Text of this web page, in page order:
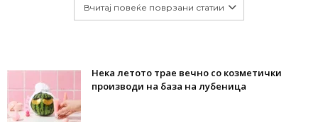
Вчитај повеќе поврзани статии
Нека летото трае вечно со козметички
производи на база на лубеница